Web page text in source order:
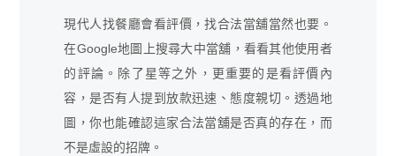
現代人找餐廳會看評價，找合法當舖當然也要。
在Google地圖上搜尋大中當舖，看看其他使用者
的評論。除了星等之外，更重要的是看評價內
容，是否有人提到放款迅速、態度親切。透過地
圖，你也能確認這家合法當舖是否真的存在，而
不是虛設的招牌。